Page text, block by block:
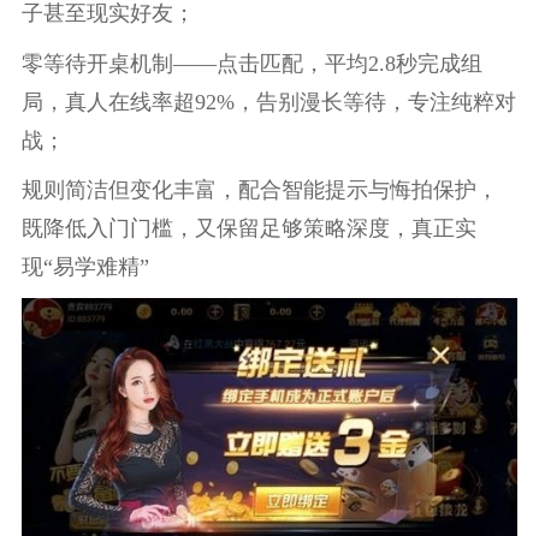
子甚至现实好友；
零等待开桌机制——点击匹配，平均2.8秒完成组
局，真人在线率超92%，告别漫长等待，专注纯粹对
战；
规则简洁但变化丰富，配合智能提示与悔拍保护，
既降低入门门槛，又保留足够策略深度，真正实
现“易学难精”